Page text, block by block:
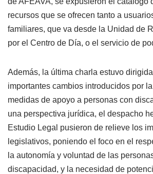
recursos que se ofrecen tanto a
familiares, que va desde la Unidad de
por el Centro de Día, o el servicio de
Además, la última charla estuvo
importantes cambios introducidos por
medidas de apoyo a personas con
una perspectiva jurídica, el despacho
Estudio Legal pusieron de relieve los
legislativos, poniendo el foco en el
la autonomía y voluntad de las
discapacidad, y la necesidad de